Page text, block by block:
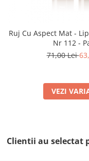
Ruj Cu Aspect Mat -
Nr 112 -
71,00 Lei
VEZI
Clientii au selectat